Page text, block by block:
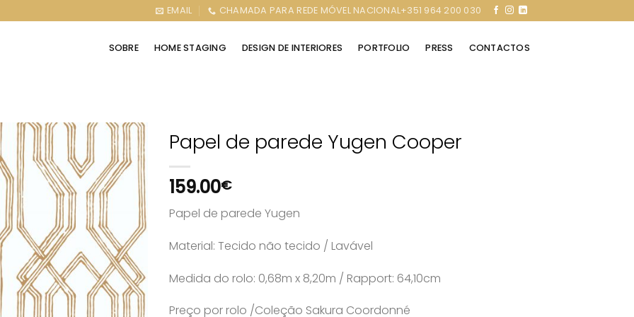
EMAIL CHAMADA PARA REDE MÓVEL NACIONAL+351 964 200 030
SOBRE HOME STAGING DESIGN DE INTERIORES PORTFOLIO PRESS CONTACTOS
Papel de parede Yugen Cooper
159.00€
Papel de parede Yugen
Material: Tecido não tecido / Lavável
Medida do rolo: 0,68m x 8,20m / Rapport: 64,10cm
Preço por rolo /Coleção Sakura Coordonné